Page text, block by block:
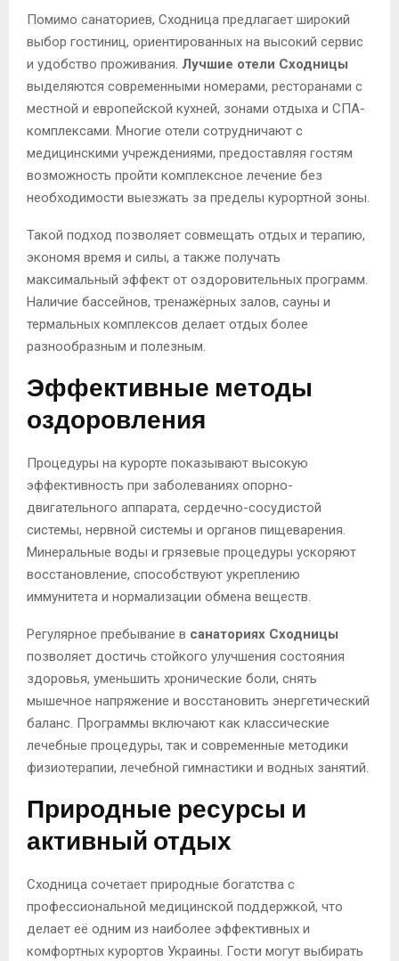
Помимо санаториев, Сходница предлагает широкий
выбор гостиниц, ориентированных на высокий сервис
и удобство проживания. Лучшие отели Сходницы
выделяются современными номерами, ресторанами с
местной и европейской кухней, зонами отдыха и СПА-
комплексами. Многие отели сотрудничают с
медицинскими учреждениями, предоставляя гостям
возможность пройти комплексное лечение без
необходимости выезжать за пределы курортной зоны.
Такой подход позволяет совмещать отдых и терапию,
экономя время и силы, а также получать
максимальный эффект от оздоровительных программ.
Наличие бассейнов, тренажёрных залов, сауны и
термальных комплексов делает отдых более
разнообразным и полезным.
Эффективные методы
оздоровления
Процедуры на курорте показывают высокую
эффективность при заболеваниях опорно-
двигательного аппарата, сердечно-сосудистой
системы, нервной системы и органов пищеварения.
Минеральные воды и грязевые процедуры ускоряют
восстановление, способствуют укреплению
иммунитета и нормализации обмена веществ.
Регулярное пребывание в санаториях Сходницы
позволяет достичь стойкого улучшения состояния
здоровья, уменьшить хронические боли, снять
мышечное напряжение и восстановить энергетический
баланс. Программы включают как классические
лечебные процедуры, так и современные методики
физиотерапии, лечебной гимнастики и водных занятий.
Природные ресурсы и
активный отдых
Сходница сочетает природные богатства с
профессиональной медицинской поддержкой, что
делает её одним из наиболее эффективных и
комфортных курортов Украины. Гости могут выбирать